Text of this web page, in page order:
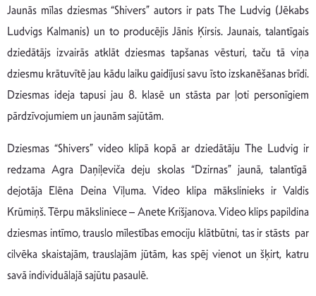
Jaunās mīlas dziesmas “Shivers” autors ir pats The Ludvig (Jēkabs
Ludvigs Kalmanis) un to producējis Jānis Ķirsis. Jaunais, talantīgais
dziedātājs izvairās atklāt dziesmas tapšanas vēsturi, taču tā viņa
dziesmu krātuvītē jau kādu laiku gaidījusi savu īsto izskanēšanas brīdi.
Dziesmas ideja tapusi jau 8. klasē un stāsta par ļoti personīgiem
pārdzīvojumiem un jaunām sajūtām.
Dziesmas “Shivers” video klipā kopā ar dziedātāju The Ludvig ir
redzama Agra Daņiļeviča deju skolas “Dzirnas” jaunā, talantīgā
dejotāja Elēna Deina Viļuma. Video klipa mākslinieks ir Valdis
Krūmiņš. Tērpu māksliniece – Anete Krišjanova. Video klips papildina
dziesmas intīmo, trauslo mīlestības emociju klātbūtni, tas ir stāsts par
cilvēka skaistajām, trauslajām jūtām, kas spēj vienot un šķirt, katru
savā individuālajā sajūtu pasaulē.